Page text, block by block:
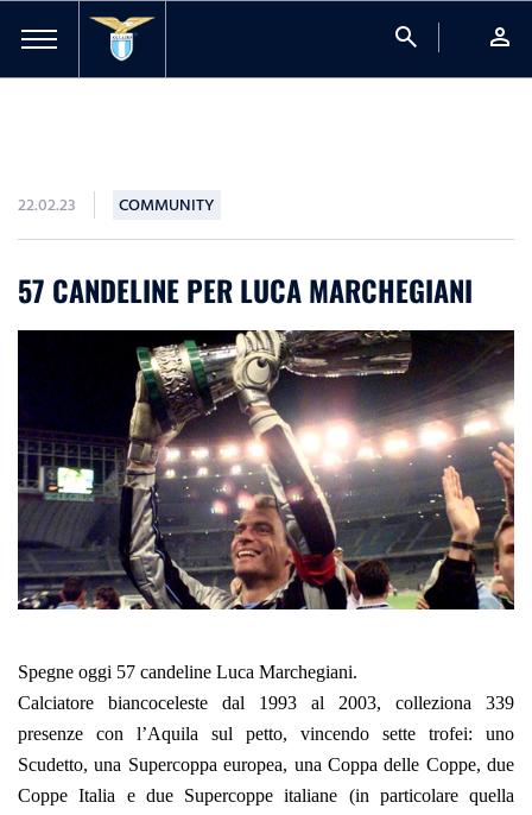
search person
22.02.23 COMMUNITY
57 CANDELINE PER LUCA MARCHEGIANI
Spegne oggi 57 candeline Luca Marchegiani.
Calciatore biancoceleste dal 1993 al 2003, colleziona 339
presenze con l’Aquila sul petto, vincendo sette trofei: uno
Scudetto, una Supercoppa europea, una Coppa delle Coppe, due
Coppe Italia e due Supercoppe italiane (in particolare quella